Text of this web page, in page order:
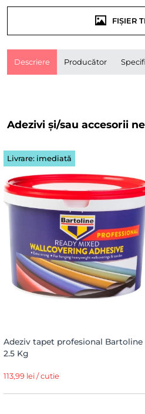
FIȘIER
Descriere Producător
Adezivi și/sau accesorii
Livrare: imediată
Adeziv tapet profesional Bartoline
2.5 Kg
113,99 lei / cutie